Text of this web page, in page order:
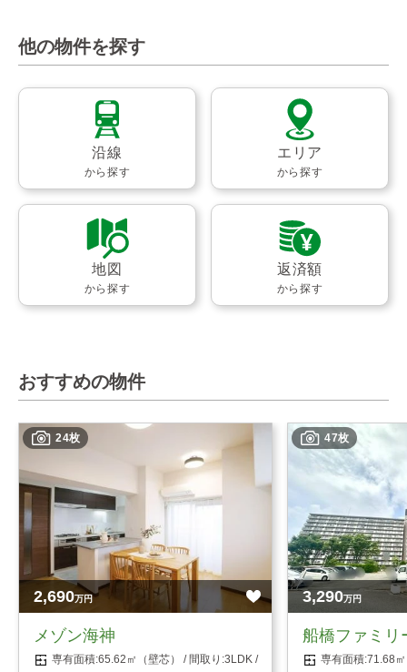
他の物件を探す
沿線
から探す
エリア
から探す
地図
から探す
返済額
から探す
おすすめの物件
24枚
2,690万円
メゾン海神
65.62㎡（壁芯）
3LDK
47枚
3,290万円
船橋ファミリ
71.68